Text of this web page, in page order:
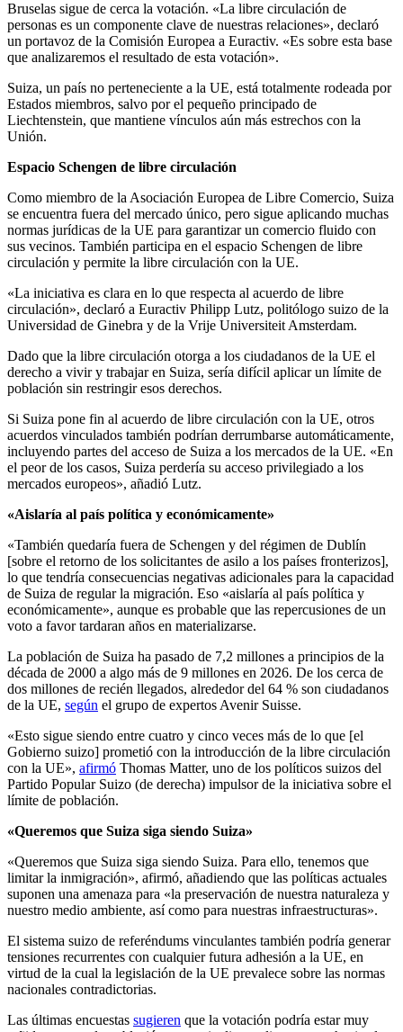
Bruselas sigue de cerca la votación. «La libre circulación de
personas es un componente clave de nuestras relaciones», declaró
un portavoz de la Comisión Europea a Euractiv. «Es sobre esta base
que analizaremos el resultado de esta votación».
Suiza, un país no perteneciente a la UE, está totalmente rodeada por
Estados miembros, salvo por el pequeño principado de
Liechtenstein, que mantiene vínculos aún más estrechos con la
Unión.
Espacio Schengen de libre circulación
Como miembro de la Asociación Europea de Libre Comercio, Suiza
se encuentra fuera del mercado único, pero sigue aplicando muchas
normas jurídicas de la UE para garantizar un comercio fluido con
sus vecinos. También participa en el espacio Schengen de libre
circulación y permite la libre circulación con la UE.
«La iniciativa es clara en lo que respecta al acuerdo de libre
circulación», declaró a Euractiv Philipp Lutz, politólogo suizo de la
Universidad de Ginebra y de la Vrije Universiteit Amsterdam.
Dado que la libre circulación otorga a los ciudadanos de la UE el
derecho a vivir y trabajar en Suiza, sería difícil aplicar un límite de
población sin restringir esos derechos.
Si Suiza pone fin al acuerdo de libre circulación con la UE, otros
acuerdos vinculados también podrían derrumbarse automáticamente,
incluyendo partes del acceso de Suiza a los mercados de la UE. «En
el peor de los casos, Suiza perdería su acceso privilegiado a los
mercados europeos», añadió Lutz.
«Aislaría al país política y económicamente»
«También quedaría fuera de Schengen y del régimen de Dublín
[sobre el retorno de los solicitantes de asilo a los países fronterizos],
lo que tendría consecuencias negativas adicionales para la capacidad
de Suiza de regular la migración. Eso «aislaría al país política y
económicamente», aunque es probable que las repercusiones de un
voto a favor tardaran años en materializarse.
La población de Suiza ha pasado de 7,2 millones a principios de la
década de 2000 a algo más de 9 millones en 2026. De los cerca de
dos millones de recién llegados, alrededor del 64 % son ciudadanos
de la UE, según el grupo de expertos Avenir Suisse.
«Esto sigue siendo entre cuatro y cinco veces más de lo que [el
Gobierno suizo] prometió con la introducción de la libre circulación
con la UE», afirmó Thomas Matter, uno de los políticos suizos del
Partido Popular Suizo (de derecha) impulsor de la iniciativa sobre el
límite de población.
«Queremos que Suiza siga siendo Suiza»
«Queremos que Suiza siga siendo Suiza. Para ello, tenemos que
limitar la inmigración», afirmó, añadiendo que las políticas actuales
suponen una amenaza para «la preservación de nuestra naturaleza y
nuestro medio ambiente, así como para nuestras infraestructuras».
El sistema suizo de referéndums vinculantes también podría generar
tensiones recurrentes con cualquier futura adhesión a la UE, en
virtud de la cual la legislación de la UE prevalece sobre las normas
nacionales contradictorias.
Las últimas encuestas sugieren que la votación podría estar muy